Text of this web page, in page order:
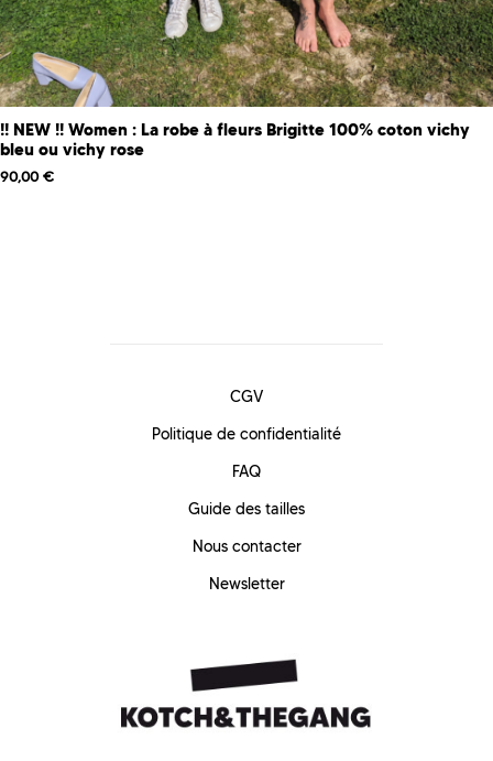
!! NEW !! Women : La robe à fleurs Brigitte 100% coton vichy
bleu ou vichy rose
90,00€
CGV
Politique de confidentialité
FAQ
Guide des tailles
Nous contacter
Newsletter